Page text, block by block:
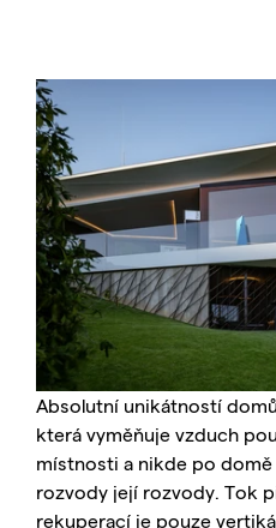
Absolutní unikátností
která vyměňuje vzduch
místnosti a nikde po
rozvody její rozvody. Tok
rekuperací je pouze